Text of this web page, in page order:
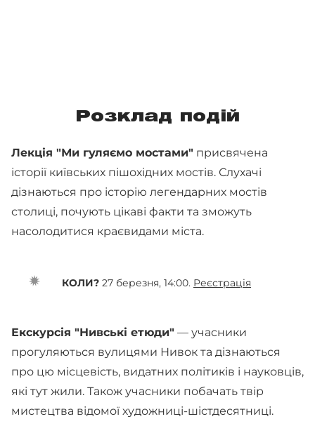
Розклад подій
Лекція "Ми гуляємо мостами" присвячена
історії київських пішохідних мостів. Слухачі
дізнаються про історію легендарних мостів
столиці, почують цікаві факти та зможуть
насолодитися краєвидами міста.
КОЛИ? 27 березня, 14:00. Реєстрація
Екскурсія "Нивські етюди" — учасники
прогуляються вулицями Нивок та дізнаються
про цю місцевість, видатних політиків і науковців,
які тут жили. Також учасники побачать твір
мистецтва відомої художниці-шістдесятниці.